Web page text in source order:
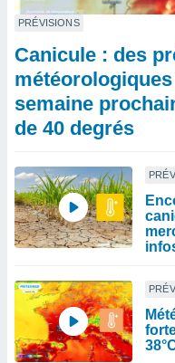
PRÉVISIONS
Canicule : des
semaine
de 40 degrés